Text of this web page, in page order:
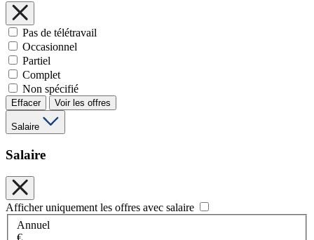
Pas de télétravail
Occasionnel
Partiel
Complet
Non spécifié
Effacer Voir les offres
Salaire
Salaire
Afficher uniquement les offres avec salaire
Annuel